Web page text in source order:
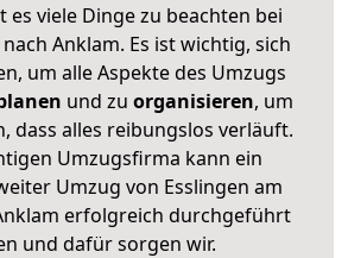
es viele Dinge zu beachten bei
Anklam. Es ist wichtig, sich
um alle Aspekte des Umzugs
und zu organisieren, um
dass alles reibungslos verläuft.
Umzugsfirma kann ein
Umzug von Esslingen am
erfolgreich durchgeführt
und dafür sorgen wir.